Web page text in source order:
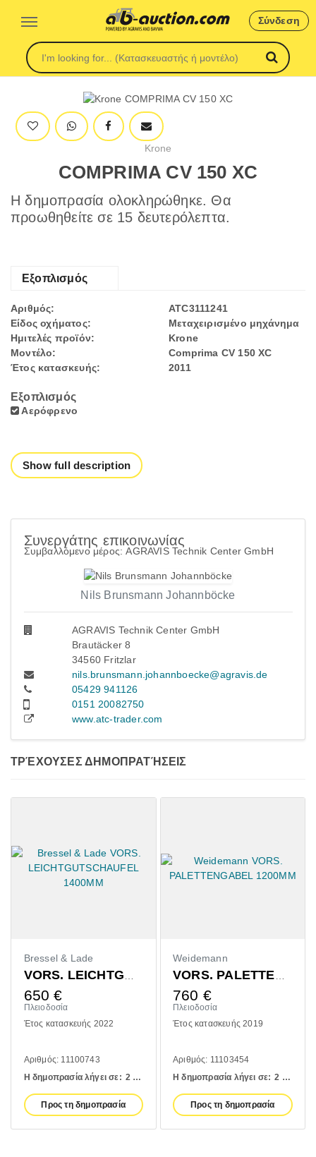
Σύνδεση
Krone
COMPRIMA CV 150 XC
Η δημοπρασία ολοκληρώθηκε. Θα
προωθηθείτε σε 15 δευτερόλεπτα.
Εξοπλισμός
Αριθμός:
ATC3111241
Είδος οχήματος:
Μεταχειρισμένο μηχάνημα
Ημιτελές προϊόν:
Krone
Μοντέλο:
Comprima CV 150 XC
Έτος κατασκευής:
2011
Εξοπλισμός
Αερόφρενο
Show full description
Συνεργάτης επικοινωνίας
Συμβαλλόμενο μέρος: AGRAVIS Technik Center GmbH
Nils Brunsmann Johannböcke
AGRAVIS Technik Center GmbH
Brautäcker 8
34560 Fritzlar
nils.brunsmann.johannboecke@agravis.de
05429 941126
0151 20082750
www.atc-trader.com
ΤΡΈΧΟΥΣΕΣ ΔΗΜΟΠΡΑΤΉΣΕΙΣ
Bressel & Lade
VORS. LEICHTGUTSCHAUFEL 1400MM
650€
Πλειοδοσία
Έτος κατασκευής 2022
Αριθμός: 11100743
Η δημοπρασία λήγει σε: 2 days
Προς τη δημοπρασία
Weidemann
VORS. PALETTENGABEL 1200MM
760€
Πλειοδοσία
Έτος κατασκευής 2019
Αριθμός: 11103454
Η δημοπρασία λήγει σε: 2 days
Προς τη δημοπρασία